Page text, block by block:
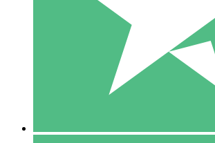
1 Nedladdningar
10 00